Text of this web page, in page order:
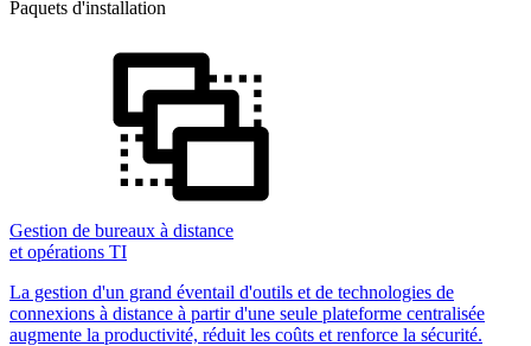
Paquets d'installation
Gestion de bureaux à distance
et opérations TI
La gestion d'un grand éventail d'outils et de technologies de
connexions à distance à partir d'une seule plateforme centralisée
augmente la productivité, réduit les coûts et renforce la sécurité.